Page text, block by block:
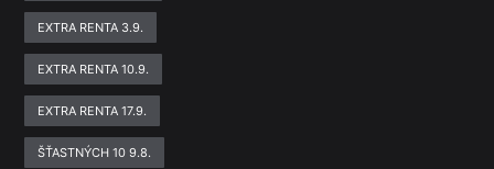
EXTRA RENTA 3.9.
EXTRA RENTA 10.9.
EXTRA RENTA 17.9.
ŠŤASTNÝCH 10 9.8.